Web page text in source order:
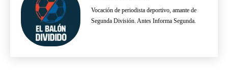
Vocación de periodista deportivo, amante de
Segunda División. Antes Informa Segunda.